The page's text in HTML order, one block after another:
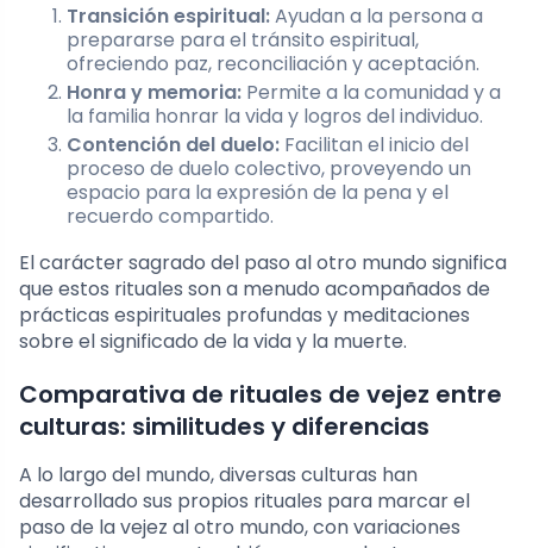
Transición espiritual:Ayudan a la persona a
prepararse para el tránsito espiritual,
ofreciendo paz, reconciliación y aceptación.
Honra y memoria: Permite a la comunidad y a
la familia honrar la vida y logros del individuo.
Contención del duelo: Facilitan el inicio del
proceso de duelo colectivo, proveyendo un
espacio para la expresión de la pena y el
recuerdo compartido.
El carácter sagrado del paso al otro mundo significa
que estos rituales son a menudo acompañados de
prácticas espirituales profundas y meditaciones
sobre el significado de la vida y la muerte.
Comparativa de rituales de vejez entre
culturas: similitudes y diferencias
A lo largo del mundo, diversas culturas han
desarrollado sus propios rituales para marcar el
paso de la vejez al otro mundo, con variaciones